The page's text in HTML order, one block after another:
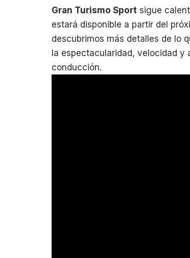
Gran Turismo Sport sigue
estará disponible a partir del
descubrimos más detalles de lo
la espectacularidad, velocidad
conducción.